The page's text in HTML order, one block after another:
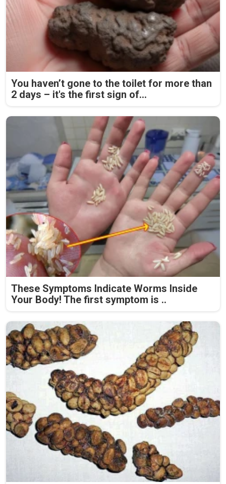
You haven’t gone to the toilet for more than
2 days – it's the first sign of...
These Symptoms Indicate Worms Inside
Your Body! The first symptom is ..